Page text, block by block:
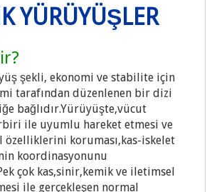
YÜRÜYÜŞLER
şekli, ekonomi ve stabilite için
tarafından düzenlenen bir dizi
bağlıdır.Yürüyüşte,vücut
ile uyumlu hareket etmesi ve
koruması,kas-iskelet
koordinasyonunu
çok kas,sinir,kemik ve iletimsel
ile gerçekleşen normal